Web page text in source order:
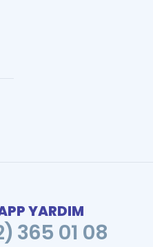
YARDIM
365 01 08